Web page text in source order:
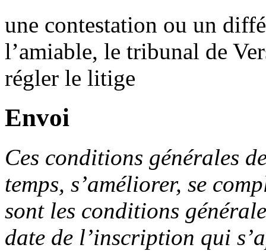
une contestation ou un
l’amiable, le tribunal de
régler le litige
Envoi
Ces conditions générales
temps, s’améliorer, se
sont les conditions
date de l’inscription qui